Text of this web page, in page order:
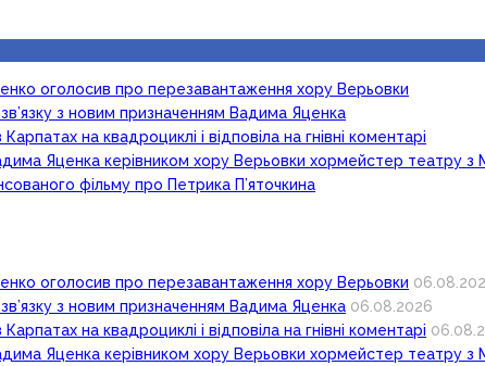
оголосив про перезавантаження хору Верьовки
з новим призначенням Вадима Яценка
на квадроциклі і відповіла на гнівні коментарі
Яценка керівником хору Верьовки хормейстер театру
фільму про Петрика П’яточкина
оголосив про перезавантаження хору Верьовки
з новим призначенням Вадима Яценка 06.08.2026
на квадроциклі і відповіла на гнівні коментарі
Яценка керівником хору Верьовки хормейстер театру